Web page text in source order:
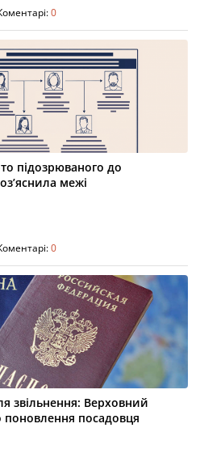
0
підозрюваного до
межі
0
звільнення: Верховний
поновлення посадовця